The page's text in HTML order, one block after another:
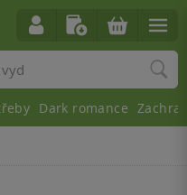
Dark romance